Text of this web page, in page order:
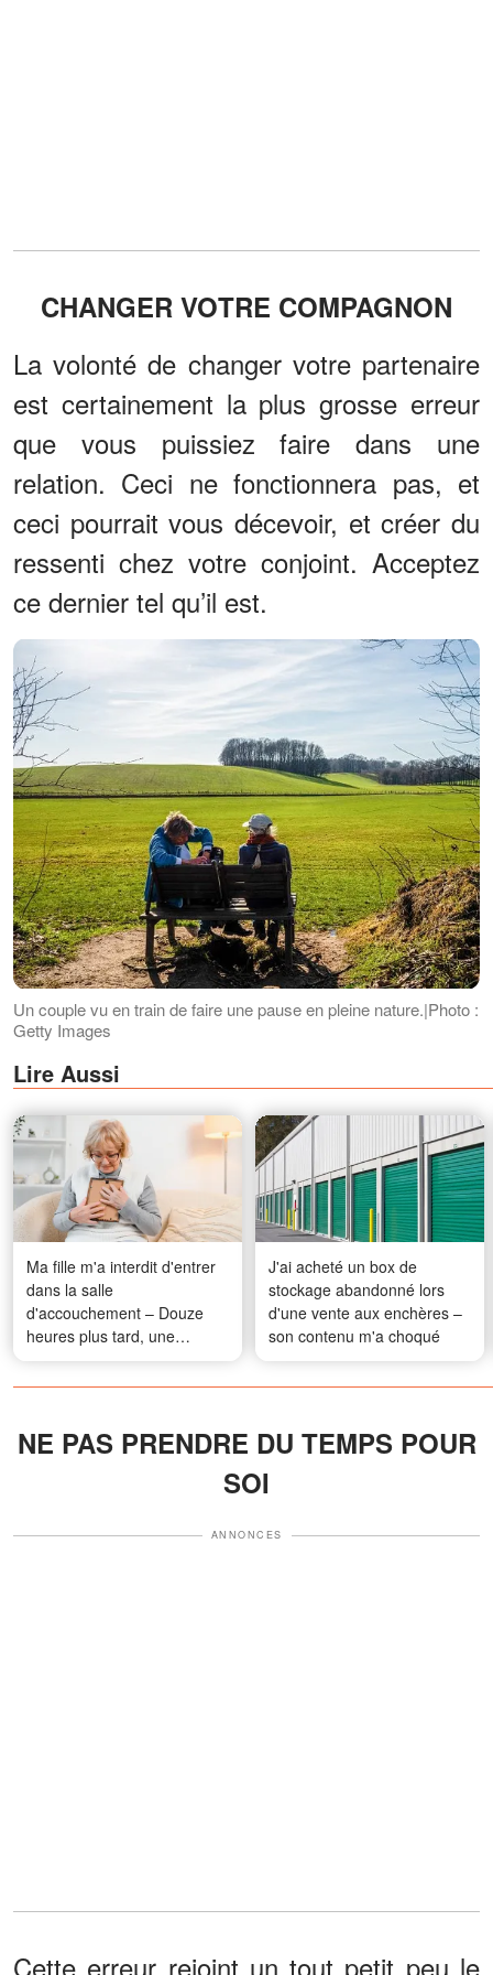
CHANGER VOTRE COMPAGNON
La volonté de changer votre partenaire
est certainement la plus grosse erreur
que vous puissiez faire dans une
relation. Ceci ne fonctionnera pas, et
ceci pourrait vous décevoir, et créer du
ressenti chez votre conjoint. Acceptez
ce dernier tel qu’il est.
Un couple vu en train de faire une pause en pleine nature.|Photo :
Getty Images
Lire Aussi
Ma fille m'a interdit d'entrer
dans la salle
d'accouchement – Douze
heures plus tard, une
infirmière m'a remis une
enveloppe
J'ai acheté un box de
stockage abandonné lors
d'une vente aux enchères –
son contenu m'a choqué
NE PAS PRENDRE DU TEMPS POUR
SOI
ANNONCES
Cette erreur rejoint un tout petit peu le